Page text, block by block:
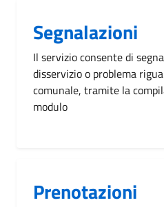
Segnalazioni
Il servizio consente di
disservizio o problema
comunale, tramite la
modulo
Prenotazioni